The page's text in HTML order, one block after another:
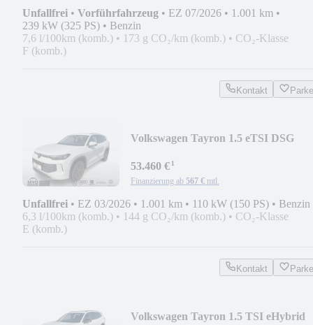
Unfallfrei • Vorführfahrzeug • EZ 07/2026 • 1.001 km •
239 kW (325 PS) • Benzin
7,6 l/100km (komb.) • 173 g CO₂/km (komb.) • CO₂-Klasse
F (komb.)
Kontakt
Volkswagen Tayron 1.5 eTSI DSG
53.460 €¹
Finanzierung ab 567 € mtl.
Unfallfrei • EZ 03/2026 • 1.001 km • 110 kW (150 PS) • Benzin
6,3 l/100km (komb.) • 144 g CO₂/km (komb.) • CO₂-Klasse
E (komb.)
Kontakt
Volkswagen Tayron 1.5 TSI eHybrid